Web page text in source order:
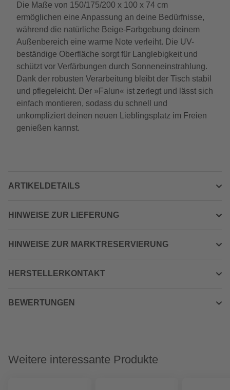
Die Maße von 150/175/200 x 100 x 74 cm
ermöglichen eine Anpassung an deine Bedürfnisse,
während die natürliche Beige-Farbgebung deinem
Außenbereich eine warme Note verleiht. Die UV-
beständige Oberfläche sorgt für Langlebigkeit und
schützt vor Verfärbungen durch Sonneneinstrahlung.
Dank der robusten Verarbeitung bleibt der Tisch stabil
und pflegeleicht. Der »Falun« ist zerlegt und lässt sich
einfach montieren, sodass du schnell und
unkompliziert deinen neuen Lieblingsplatz im Freien
genießen kannst.
ARTIKELDETAILS
HINWEISE ZUR LIEFERUNG
HINWEISE ZUR MARKTRESERVIERUNG
HERSTELLERKONTAKT
BEWERTUNGEN
Weitere interessante Produkte